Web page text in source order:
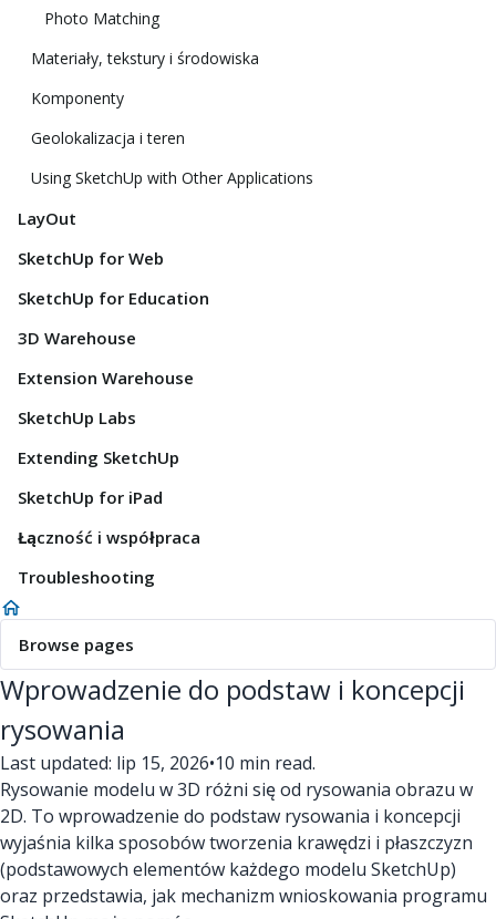
Photo Matching
Materiały, tekstury i środowiska
Komponenty
Geolokalizacja i teren
Using SketchUp with Other Applications
LayOut
SketchUp for Web
SketchUp for Education
3D Warehouse
Extension Warehouse
SketchUp Labs
Extending SketchUp
SketchUp for iPad
Łączność i współpraca
Troubleshooting
Browse pages
Wprowadzenie do podstaw i koncepcji
rysowania
Last updated: lip 15, 2026•10 min read.
Rysowanie modelu w 3D różni się od rysowania obrazu w
2D. To wprowadzenie do podstaw rysowania i koncepcji
wyjaśnia kilka sposobów tworzenia krawędzi i płaszczyzn
(podstawowych elementów każdego modelu SketchUp)
oraz przedstawia, jak mechanizm wnioskowania programu